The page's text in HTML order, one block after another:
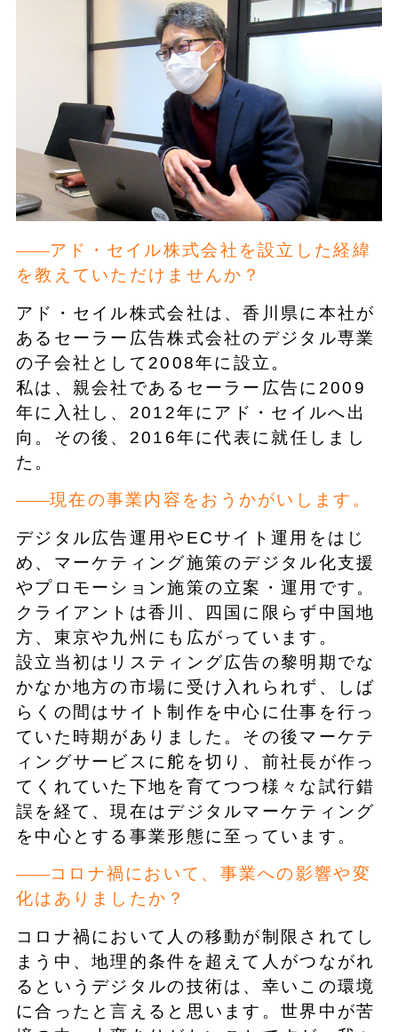
アド・セイル株式会社を設立した経緯
を教えていただけませんか？
アド・セイル株式会社は、香川県に本社が
あるセーラー広告株式会社のデジタル専業
の子会社として2008年に設立。
私は、親会社であるセーラー広告に2009
年に入社し、2012年にアド・セイルへ出
向。その後、2016年に代表に就任しまし
た。
現在の事業内容をおうかがいします。
デジタル広告運用やECサイト運用をはじ
め、マーケティング施策のデジタル化支援
やプロモーション施策の立案・運用です。
クライアントは香川、四国に限らず中国地
方、東京や九州にも広がっています。
設立当初はリスティング広告の黎明期でな
かなか地方の市場に受け入れられず、しば
らくの間はサイト制作を中心に仕事を行っ
ていた時期がありました。その後マーケテ
ィングサービスに舵を切り、前社長が作っ
てくれていた下地を育てつつ様々な試行錯
誤を経て、現在はデジタルマーケティング
を中心とする事業形態に至っています。
コロナ禍において、事業への影響や変
化はありましたか？
コロナ禍において人の移動が制限されてし
まう中、地理的条件を超えて人がつながれ
るというデジタルの技術は、幸いこの環境
に合ったと言えると思います。世界中が苦